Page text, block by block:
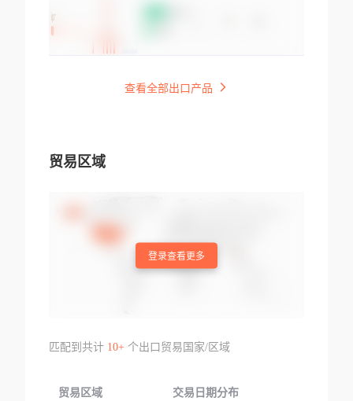
查看全部出口产品
贸易区域
登录查看更多
匹配到共计 10+个出口贸易国家/区域
贸易区域 交易日期分布